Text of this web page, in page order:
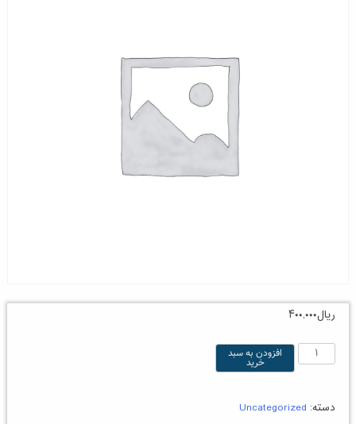
ریال۴۰۰,۰۰۰
کاربرد
افزودن به سبد
خرید
دسته: Uncategorized